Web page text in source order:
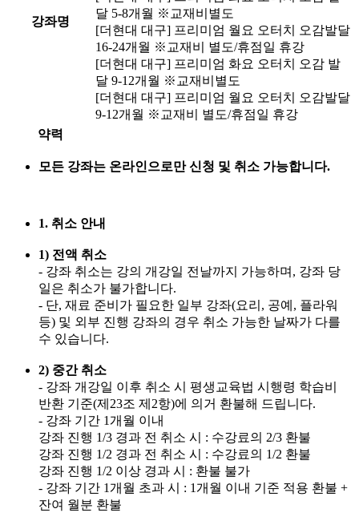
강좌명
달 5-8개월 ※교재비별도
[더현대 대구] 프리미엄 월요 오터치 오감발달
16-24개월 ※교재비 별도/휴점일 휴강
[더현대 대구] 프리미엄 화요 오터치 오감 발
달 9-12개월 ※교재비별도
[더현대 대구] 프리미엄 월요 오터치 오감발달
9-12개월 ※교재비 별도/휴점일 휴강
약력
모든 강좌는 온라인으로만 신청 및 취소 가능합니다.
1. 취소 안내
1) 전액 취소
- 강좌 취소는 강의 개강일 전날까지 가능하며, 강좌 당
일은 취소가 불가합니다.
- 단, 재료 준비가 필요한 일부 강좌(요리, 공예, 플라워
등) 및 외부 진행 강좌의 경우 취소 가능한 날짜가 다를
수 있습니다.
2) 중간 취소
- 강좌 개강일 이후 취소 시 평생교육법 시행령 학습비
반환 기준(제23조 제2항)에 의거 환불해 드립니다.
- 강좌 기간 1개월 이내
강좌 진행 1/3 경과 전 취소 시 : 수강료의 2/3 환불
강좌 진행 1/2 경과 전 취소 시 : 수강료의 1/2 환불
강좌 진행 1/2 이상 경과 시 : 환불 불가
- 강좌 기간 1개월 초과 시 : 1개월 이내 기준 적용 환불 +
잔여 월분 환불